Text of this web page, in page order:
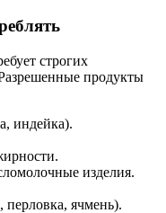
строгих
продукты
индейка).
изделия.
ячмень).